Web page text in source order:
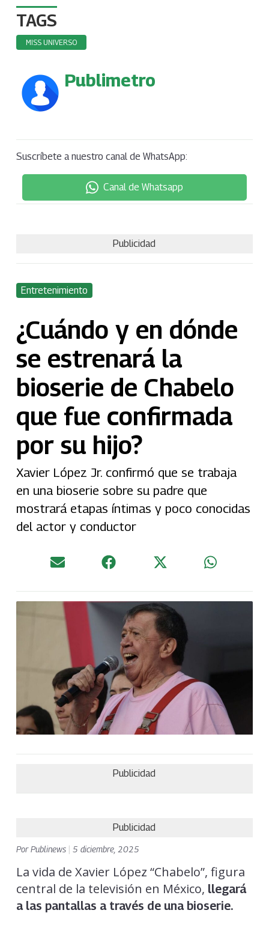
TAGS
MISS UNIVERSO
Publimetro
Suscríbete a nuestro canal de WhatsApp:
Canal de Whatsapp
Publicidad
Entretenimiento
¿Cuándo y en dónde
se estrenará la
bioserie de Chabelo
que fue confirmada
por su hijo?
Xavier López Jr. confirmó que se trabaja
en una bioserie sobre su padre que
mostrará etapas íntimas y poco conocidas
del actor y conductor
Publicidad
Publicidad
PorPublinews 5 diciembre, 2025
La vida de Xavier López “Chabelo”, figura
central de la televisión en México, llegará
a las pantallas a través de una bioserie.